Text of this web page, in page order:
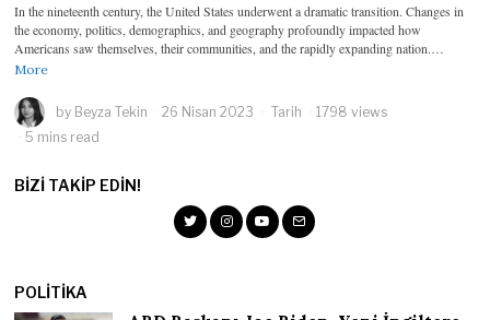
In the nineteenth century, the United States underwent a dramatic transition. Changes in
the economy, politics, demographics, and geography profoundly impacted how
Americans saw themselves, their communities, and the rapidly expanding nation.…
More
by Beyza Tekin 26 Nisan 2023 Tarih
1798 views
5 mins read
BIZI TAKIP EDIN!
POLITIKA